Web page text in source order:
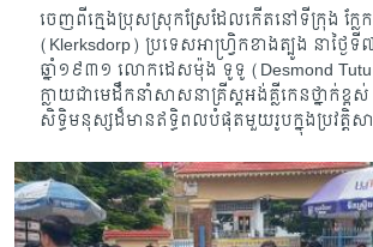
ចេញពីក្មេងប្រុសស្រុកស្រែដែលកើតនៅទីក្រុង ក្លែ
(Klerksdorp) ប្រទេស​អាហ្វ្រិក​ខាង​ត្បូង នាថ្ងៃ
ឆ្នាំ១៩៣១ លោកដេសម៉ុង ទូទូ (Desmond
ក្លាយ​​ជាមេដឹកនាំសាសនាគ្រីស្តអង់គ្លីកេនថ្នាក់ខ្
សិទ្ធិមនុស្សដ៏មាន​ឥទ្ធិពល​​បំផុត​មួយរូបក្នុងប្រវត្តិ